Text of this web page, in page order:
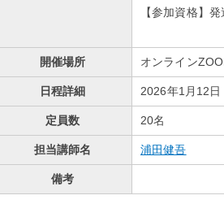
【参加資格】
開催場所 オンライン
日程詳細 2026年1月12
定員数 20名
担当講師名 浦田健吾
備考